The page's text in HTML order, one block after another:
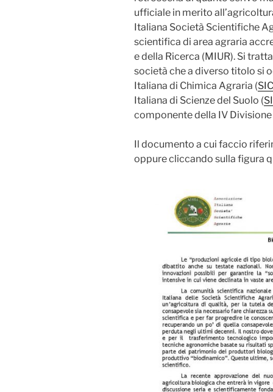
ufficiale in merito
Italiana Società Scientifiche
scientifica di area agraria
e della Ricerca (MIUR). Si
società che a diverso titolo si
Italiana di Chimica Agraria (
Italiana di Scienze del Suolo (
componente della IV Divisione
Il documento a cui faccio
oppure cliccando sulla figura